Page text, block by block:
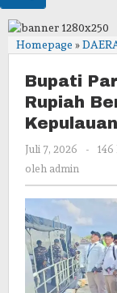
Homepage »
Bupati
Rupiah
Kepulauan
Juli 7, 2026
oleh
-
oleh admin